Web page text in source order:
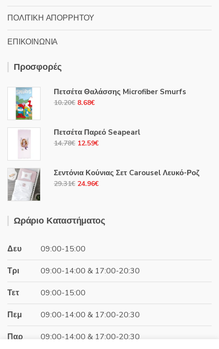
ΠΟΛΙΤΙΚΗ ΑΠΟΡΡΗΤΟΥ
ΕΠΙΚΟΙΝΩΝΙΑ
Προσφορές
Πετσέτα Θαλάσσης Microfiber Smurfs
10.20€ Original
10.20€.
8.68€Η
είναι:
8.68€.
Πετσέτα Παρεό Seapearl
14.78€ Original
14.78€.
12.59€Η
είναι:
12.59€.
Σεντόνια Κούνιας Σετ Carousel Λευκό-Ροζ
29.31€ Original
29.31€.
24.96€Η
είναι:
Ωράριο Καταστήματος
Δευ 09:00-15:00
Τρι 09:00-14:00 & 17:00-20:30
Τετ 09:00-15:00
Πεμ 09:00-14:00 & 17:00-20:30
Παρ 09:00-14:00 & 17:00-20:30